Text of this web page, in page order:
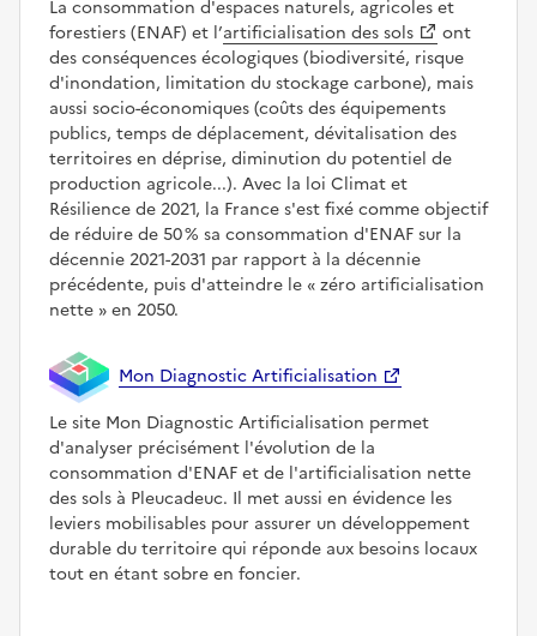
La consommation d'espaces naturels, agricoles et
forestiers (ENAF) et l’artificialisation des sols
ont
des conséquences écologiques (biodiversité, risque
d'inondation, limitation du stockage carbone), mais
aussi socio-économiques (coûts des équipements
publics, temps de déplacement, dévitalisation des
territoires en déprise, diminution du potentiel de
production agricole...). Avec la loi Climat et
Résilience de 2021, la France s'est fixé comme objectif
de réduire de 50 % sa consommation d'ENAF sur la
décennie 2021-2031 par rapport à la décennie
précédente, puis d'atteindre le
zéro artificialisation
nette
en 2050.
Mon Diagnostic Artificialisation
Le site Mon Diagnostic Artificialisation permet
d'analyser précisément l'évolution de la
consommation d'ENAF et de l'artificialisation nette
des sols à Pleucadeuc. Il met aussi en évidence les
leviers mobilisables pour assurer un développement
durable du territoire qui réponde aux besoins locaux
tout en étant sobre en foncier.